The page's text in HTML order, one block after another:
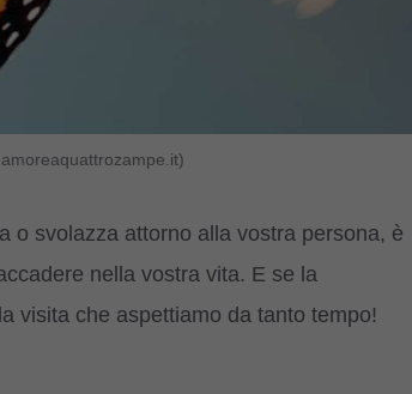
o svolazza attorno alla vostra persona, è
nella vostra vita. E se la
visita che aspettiamo da tanto tempo!